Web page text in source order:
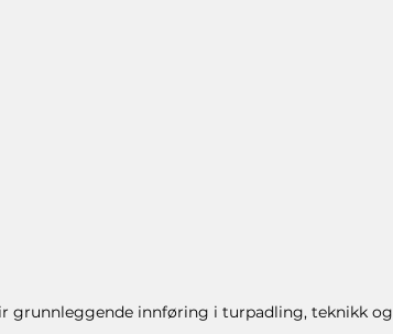
grunnleggende innføring i turpadling, teknikk og